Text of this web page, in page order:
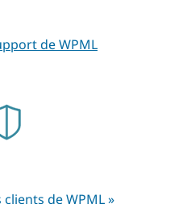
de WPML
de WPML »